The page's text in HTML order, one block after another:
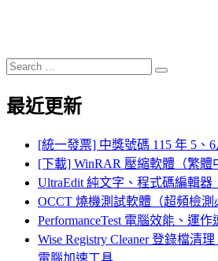
Search
for:
Search
最近更新
[統一發票] 中獎號碼 115 年 5、6
[下載] WinRAR 壓縮軟體（繁體
UltraEdit 純文字、程式碼編輯器
OCCT 燒機測試軟體（超頻檢測
PerformanceTest 電腦效能、運
Wise Registry Cleaner 登錄檔清
電腦加速工具